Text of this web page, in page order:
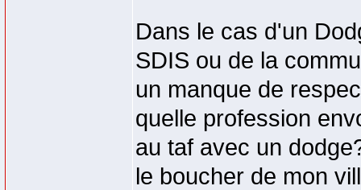
Dans le cas d'un
SDIS ou de la
un manque de
quelle profession
au taf avec un
le boucher de mon